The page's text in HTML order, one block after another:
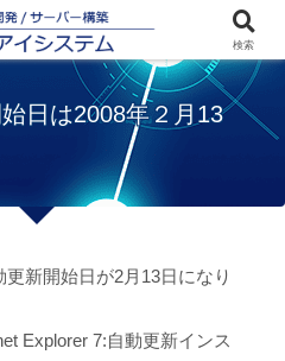
IE7への自動更新開始日
日は2008年２月13
新開始日が2月13日になり
Explorer 7:自動更新インス
検索